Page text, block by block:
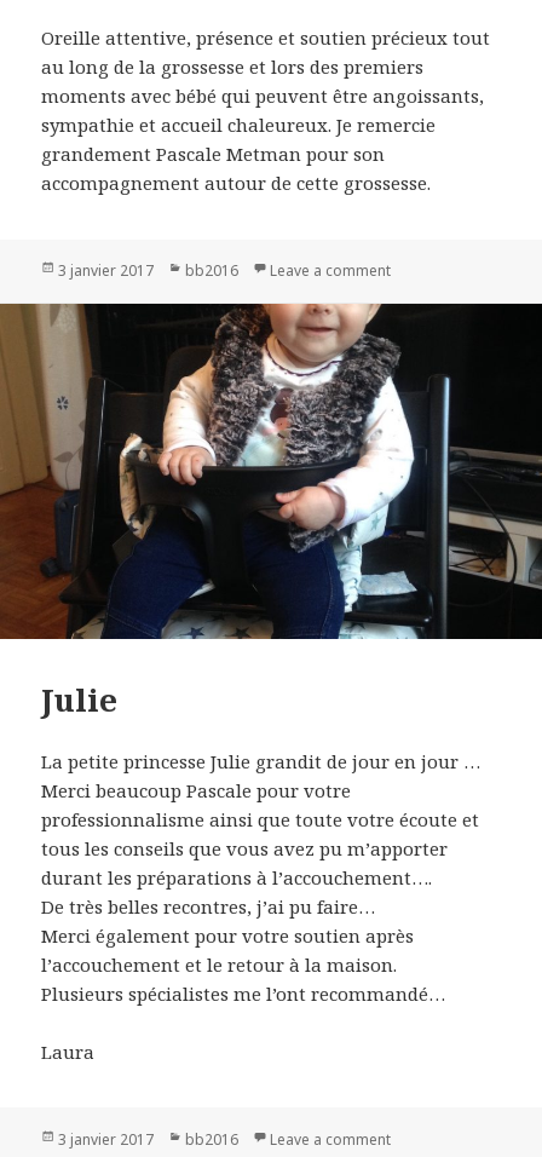
Oreille attentive, présence et soutien précieux tout
au long de la grossesse et lors des premiers
moments avec bébé qui peuvent être angoissants,
sympathie et accueil chaleureux. Je remercie
grandement Pascale Metman pour son
accompagnement autour de cette grossesse.
Publié
3 janvier 2017 Catégories
bb2016 Leave a comment
Julie
La petite princesse Julie grandit de jour en jour …
Merci beaucoup Pascale pour votre
professionnalisme ainsi que toute votre écoute et
tous les conseils que vous avez pu m’apporter
durant les préparations à l’accouchement….
De très belles recontres, j’ai pu faire…
Merci également pour votre soutien après
l’accouchement et le retour à la maison.
Plusieurs spécialistes me l’ont recommandé…
Laura
Publié
3 janvier 2017 Catégories
bb2016 Leave a comment